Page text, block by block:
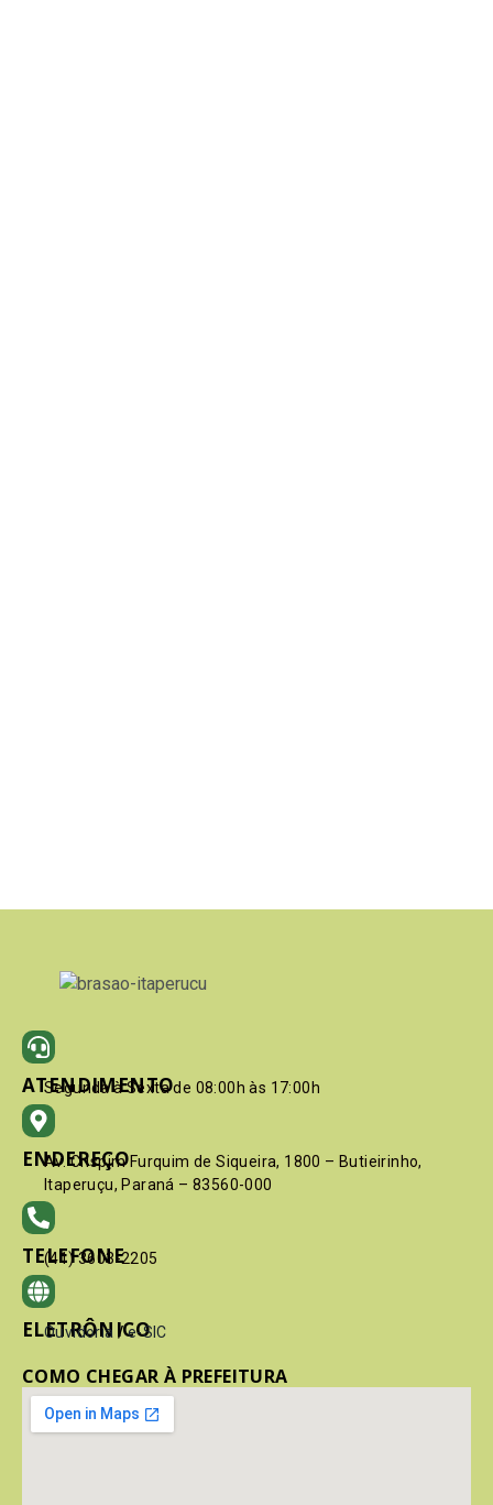
ATENDIMENTO
Segunda à Sexta de 08:00h às 17:00h
ENDEREÇO
Av. Crispim Furquim de Siqueira, 1800 – Butieirinho,
Itaperuçu, Paraná – 83560-000
TELEFONE
(41) 3603-2205
ELETRÔNICO
Ouvidoria / e-SIC
COMO CHEGAR À PREFEITURA